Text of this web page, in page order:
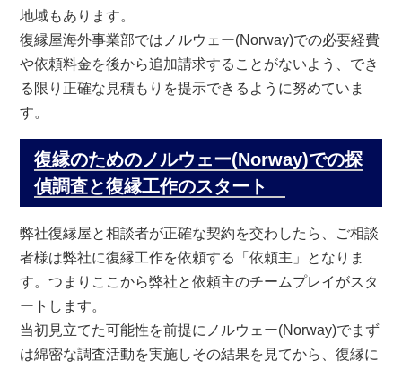
地域もあります。
復縁屋海外事業部ではノルウェー(Norway)での必要経費
や依頼料金を後から追加請求することがないよう、でき
る限り正確な見積もりを提示できるように努めていま
す。
復縁のためのノルウェー(Norway)での探
偵調査と復縁工作のスタート
弊社復縁屋と相談者が正確な契約を交わしたら、ご相談
者様は弊社に復縁工作を依頼する「依頼主」となりま
す。つまりここから弊社と依頼主のチームプレイがスタ
ートします。
当初見立てた可能性を前提にノルウェー(Norway)でまず
は綿密な調査活動を実施しその結果を見てから、復縁に